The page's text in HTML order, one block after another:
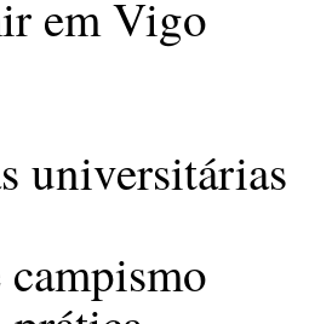
em Vigo
universitárias
campismo